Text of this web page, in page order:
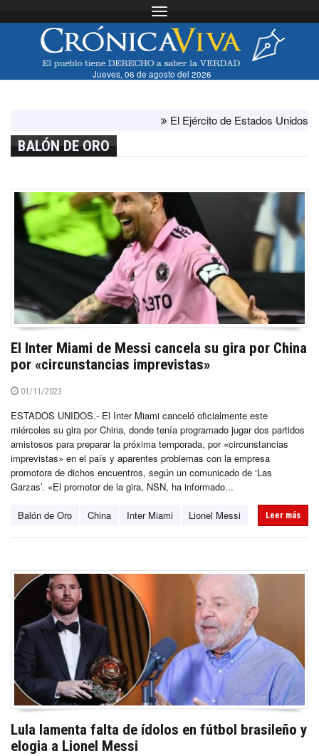
Toggle navigation
Jueves, 06 de agosto del 2026
El Ejército de Estados Unidos ha
BALÓN DE ORO
El Inter Miami de Messi cancela su gira por China
por «circunstancias imprevistas»
01/11/2023
ESTADOS UNIDOS.- El Inter Miami canceló oficialmente este
miércoles su gira por China, donde tenía programado jugar dos partidos
amistosos para preparar la próxima temporada, por «circunstancias
imprevistas» en el país y aparentes problemas con la empresa
promotora de dichos encuentros, según un comunicado de ‘Las
Garzas’. «El promotor de la gira, NSN, ha informado...
Balón de Oro China Inter Miami Lionel Messi Leer más
Lula lamenta falta de ídolos en fútbol brasileño y
elogia a Lionel Messi